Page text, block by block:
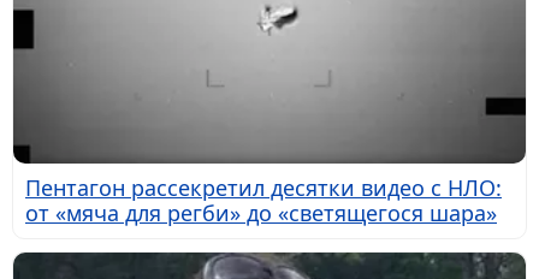
Пентагон рассекретил десятки видео с НЛО:
от «мяча для регби» до «светящегося шара»